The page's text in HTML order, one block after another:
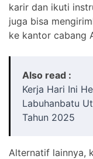
karir dan ikuti
juga bisa
ke kantor cabang
Also read :
Kerja Hari Ini
Labuhanbatu
Tahun 2025
Alternatif lainnya,